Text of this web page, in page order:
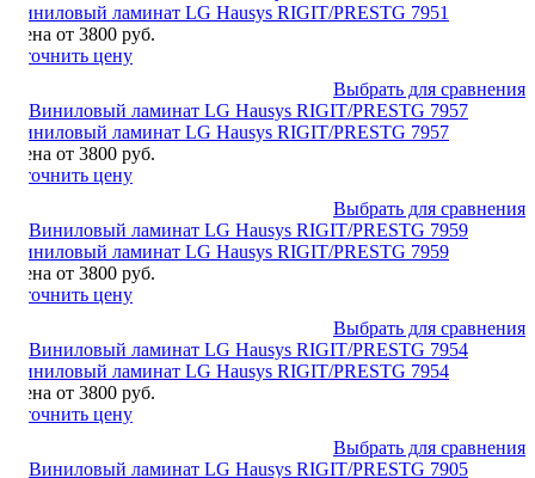
Виниловый ламинат LG Hausys RIGIT/PRESTG 7951
Цена от 3800 руб.
Уточнить цену
Выбрать для сравнения
Виниловый ламинат LG Hausys RIGIT/PRESTG 7957
Цена от 3800 руб.
Уточнить цену
Выбрать для сравнения
Виниловый ламинат LG Hausys RIGIT/PRESTG 7959
Цена от 3800 руб.
Уточнить цену
Выбрать для сравнения
Виниловый ламинат LG Hausys RIGIT/PRESTG 7954
Цена от 3800 руб.
Уточнить цену
Выбрать для сравнения